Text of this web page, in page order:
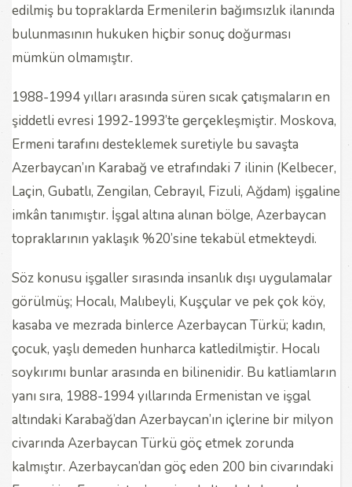
edilmiş bu topraklarda Ermenilerin bağımsızlık ilanında
bulunmasının hukuken hiçbir sonuç doğurması
mümkün olmamıştır.
1988-1994 yılları arasında süren sıcak çatışmaların en
şiddetli evresi 1992-1993’te gerçekleşmiştir. Moskova,
Ermeni tarafını desteklemek suretiyle bu savaşta
Azerbaycan’ın Karabağ ve etrafındaki 7 ilinin (Kelbecer,
Laçin, Gubatlı, Zengilan, Cebrayıl, Fizuli, Ağdam) işgaline
imkân tanımıştır. İşgal altına alınan bölge, Azerbaycan
topraklarının yaklaşık %20’sine tekabül etmekteydi.
Söz konusu işgaller sırasında insanlık dışı uygulamalar
görülmüş; Hocalı, Malıbeyli, Kuşçular ve pek çok köy,
kasaba ve mezrada binlerce Azerbaycan Türkü; kadın,
çocuk, yaşlı demeden hunharca katledilmiştir. Hocalı
soykırımı bunlar arasında en bilinenidir. Bu katliamların
yanı sıra, 1988-1994 yıllarında Ermenistan ve işgal
altındaki Karabağ’dan Azerbaycan’ın içlerine bir milyon
civarında Azerbaycan Türkü göç etmek zorunda
kalmıştır. Azerbaycan’dan göç eden 200 bin civarındaki